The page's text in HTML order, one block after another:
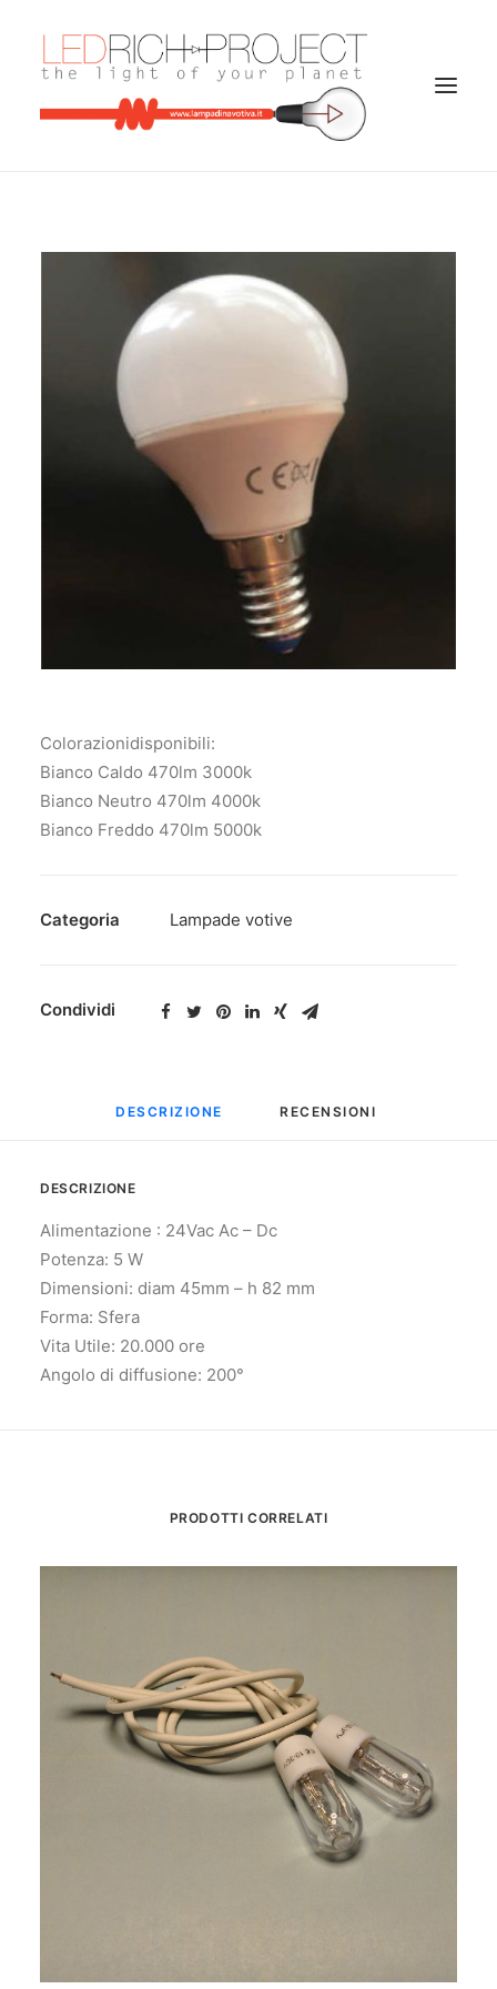
Colorazionidisponibili:
Bianco Caldo 470lm 3000k
Bianco Neutro 470lm 4000k
Bianco Freddo 470lm 5000k
Categoria Lampade votive
Condividi
DESCRIZIONE RECENSIONI
DESCRIZIONE
Alimentazione : 24Vac Ac – Dc
Potenza: 5 W
Dimensioni: diam 45mm – h 82 mm
Forma: Sfera
Vita Utile: 20.000 ore
Angolo di diffusione: 200°
PRODOTTI CORRELATI